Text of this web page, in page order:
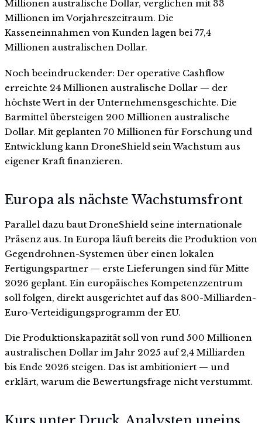
Millionen australische Dollar, verglichen mit 33
Millionen im Vorjahreszeitraum. Die
Kasseneinnahmen von Kunden lagen bei 77,4
Millionen australischen Dollar.
Noch beeindruckender: Der operative Cashflow
erreichte 24 Millionen australische Dollar — der
höchste Wert in der Unternehmensgeschichte. Die
Barmittel übersteigen 200 Millionen australische
Dollar. Mit geplanten 70 Millionen für Forschung und
Entwicklung kann DroneShield sein Wachstum aus
eigener Kraft finanzieren.
Europa als nächste Wachstumsfront
Parallel dazu baut DroneShield seine internationale
Präsenz aus. In Europa läuft bereits die Produktion von
Gegendrohnen-Systemen über einen lokalen
Fertigungspartner — erste Lieferungen sind für Mitte
2026 geplant. Ein europäisches Kompetenzzentrum
soll folgen, direkt ausgerichtet auf das 800-Milliarden-
Euro-Verteidigungsprogramm der EU.
Die Produktionskapazität soll von rund 500 Millionen
australischen Dollar im Jahr 2025 auf 2,4 Milliarden
bis Ende 2026 steigen. Das ist ambitioniert — und
erklärt, warum die Bewertungsfrage nicht verstummt.